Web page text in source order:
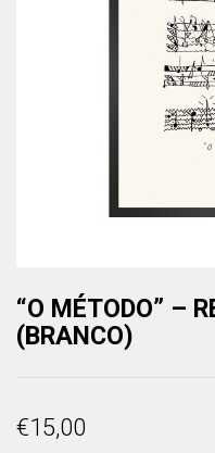
“O MÉTODO” –
(BRANCO)
€15,00